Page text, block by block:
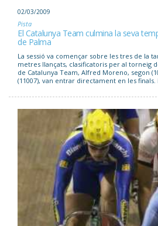
02/03/2009
Pista
El Catalunya Team culmina la seva
de Palma
La sessió va començar sobre les tres de la
metres llançats, clasificatoris per al torneig
de Catalunya Team, Alfred Moreno, segon
(11007), van entrar directament en les